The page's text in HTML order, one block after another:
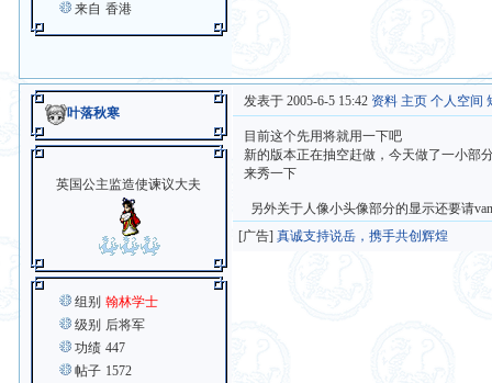
来自 香港
叶落秋寒
英国公主监造使谏议大夫
组别 翰林学士
级别 后将军
功绩 447
帖子 1572
发表于 2005-6-5 15:42 资料 主页 个人空间
目前这个先用将就用一下吧
新的版本正在抽空赶做，今天做了一小部
来秀一下
另外关于人像小头像部分的显示还要请
[广告]真诚支持说岳，携手共创辉煌